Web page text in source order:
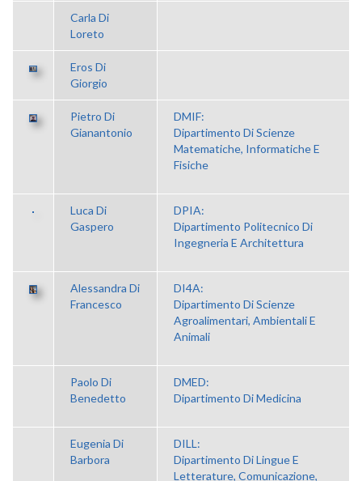
Carla Di
Loreto
Eros Di
Giorgio
Pietro Di
Gianantonio
DMIF:
Dipartimento Di Scienze
Matematiche, Informatiche E
Fisiche
Luca Di
Gaspero
DPIA:
Dipartimento Politecnico Di
Ingegneria E Architettura
Alessandra Di
Francesco
DI4A:
Dipartimento Di Scienze
Agroalimentari, Ambientali E
Animali
Paolo Di
Benedetto
DMED:
Dipartimento Di Medicina
Eugenia Di
Barbora
DILL:
Dipartimento Di Lingue E
Letterature, Comunicazione,